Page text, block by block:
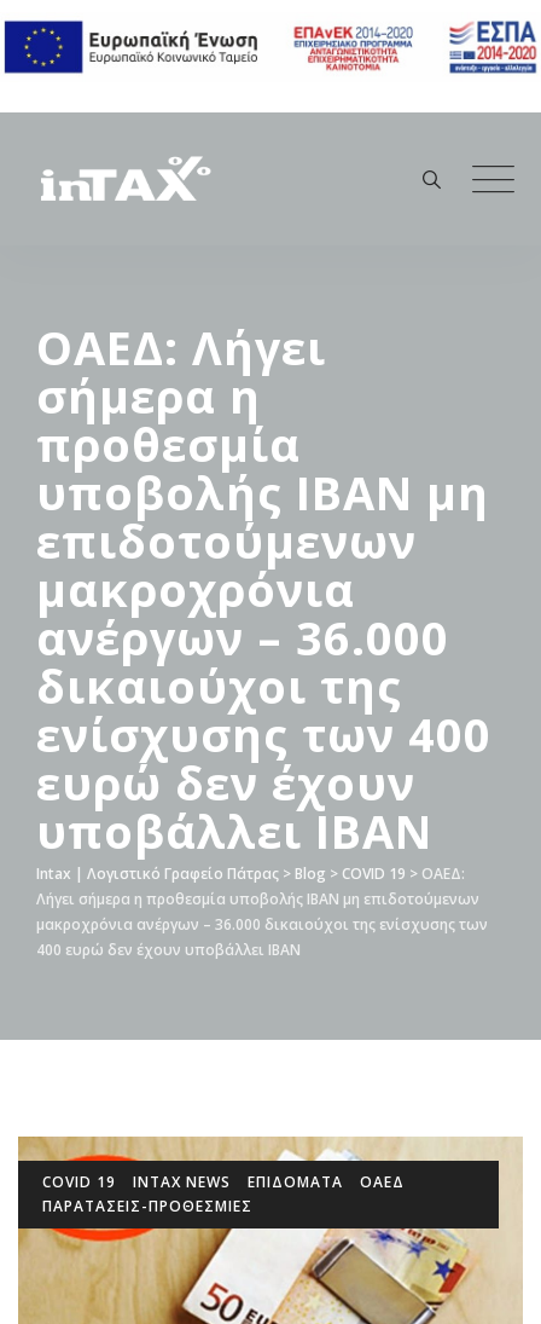
content
ΟΑΕΔ: Λήγει
σήμερα η
προθεσμία
υποβολής ΙΒΑΝ μη
επιδοτούμενων
μακροχρόνια
ανέργων – 36.000
δικαιούχοι της
ενίσχυσης των 400
ευρώ δεν έχουν
υποβάλλει ΙΒΑΝ
Intax | Λογιστικό Γραφείο Πάτρας > Blog > COVID 19 > ΟΑΕΔ:
Λήγει σήμερα η προθεσμία υποβολής ΙΒΑΝ μη επιδοτούμενων
μακροχρόνια ανέργων – 36.000 δικαιούχοι της ενίσχυσης των
400 ευρώ δεν έχουν υποβάλλει ΙΒΑΝ
COVID 19 INTAX NEWS ΕΠΙΔΌΜΑΤΑ
ΟΑΕΔ
ΠΑΡΑΤΑΣΕΙΣ-ΠΡΟΘΕΣΜΙΕΣ